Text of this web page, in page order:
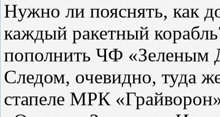
Нужно ли пояснять, как
каждый ракетный
пополнить ЧФ «Зеленым
Следом, очевидно, туда
стапеле МРК